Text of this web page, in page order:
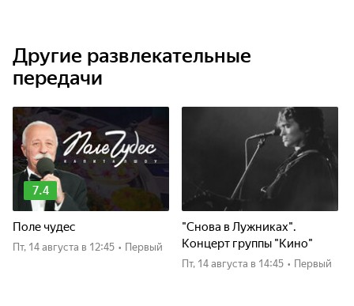
Другие развлекательные
передачи
7.4
Поле чудес
пт, 14 августа в 12:45 • Первый
"Снова в Лужниках".
Концерт группы "Кино"
пт, 14 августа в 14:45 • Первый